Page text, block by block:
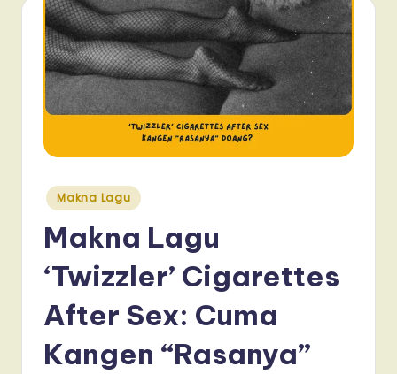
Posted
in
Makna Lagu
Makna Lagu
‘Twizzler’ Cigarettes
After Sex: Cuma
Kangen “Rasanya”